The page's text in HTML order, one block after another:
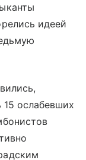
идеей
15 ослабевших